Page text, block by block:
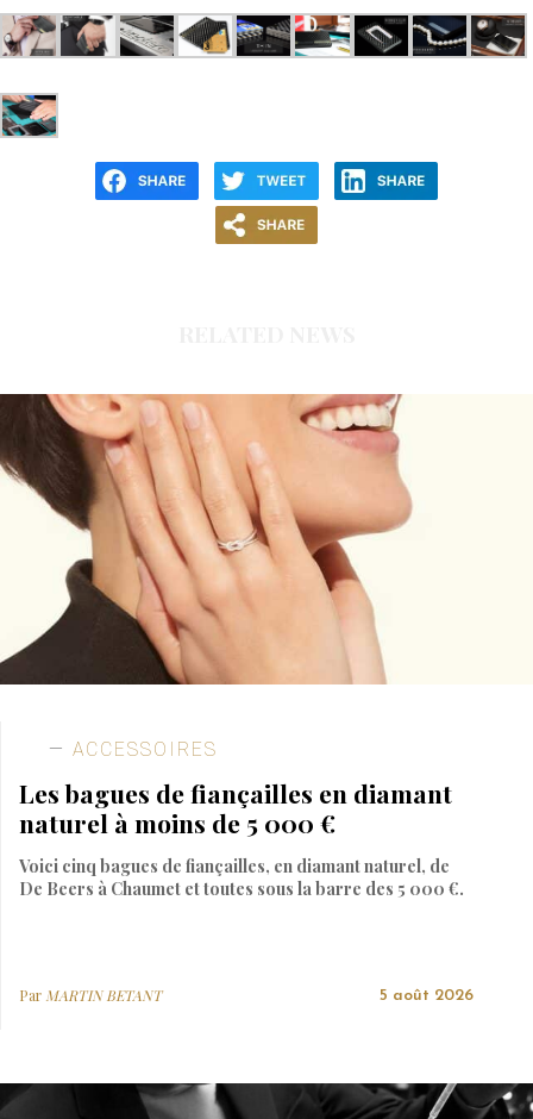
ACCESSOIRES
Les bagues de fiançailles en diamant
naturel à moins de 5 000 €
Voici cinq bagues de fiançailles, en diamant naturel, de
De Beers à Chaumet et toutes sous la barre des 5 000 €.
Par MARTIN BETANT 5 août 2026